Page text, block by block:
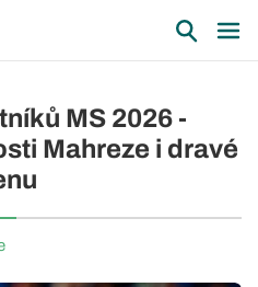
MS 2026 -
Mahreze i dravé